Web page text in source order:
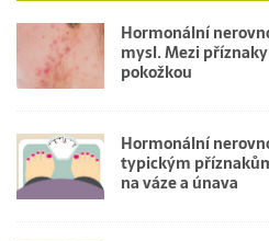
Hormonální
mysl. Mezi
pokožkou
Hormonální
typickým
na váze a únava